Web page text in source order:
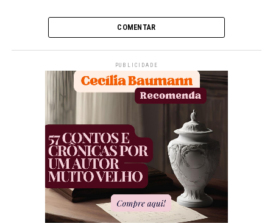
COMENTAR
PUBLICIDADE